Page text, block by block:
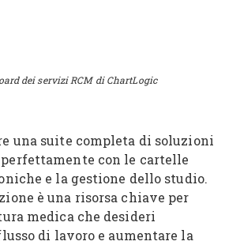
dei servizi RCM di ChartLogic
una suite completa di soluzioni
con le cartelle
e la gestione dello studio.
è una risorsa chiave per
medica che desideri
di lavoro e aumentare la